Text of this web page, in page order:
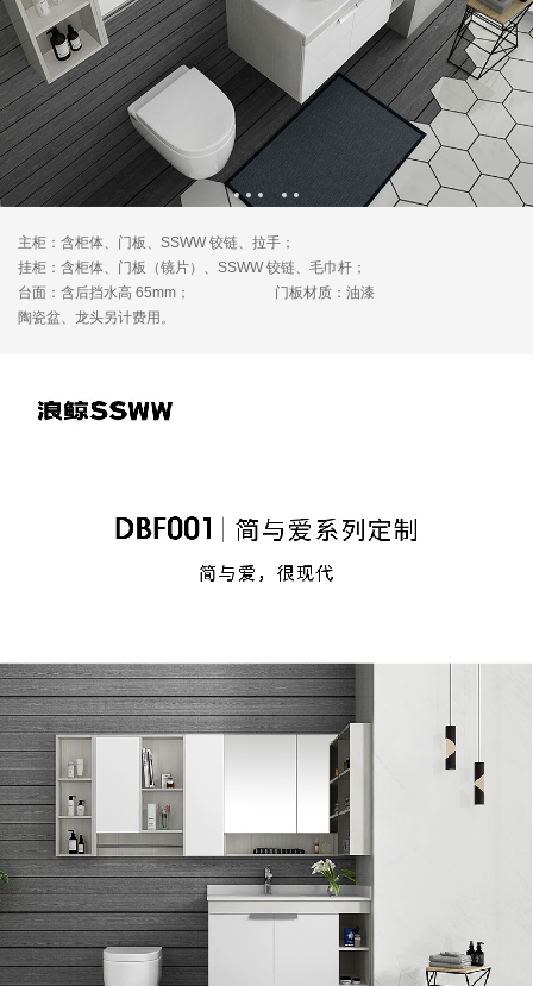
主柜：含柜体、门板、SSWW 铰链、拉手；
挂柜：含柜体、门板（镜片）、SSWW 铰链、毛巾杆；
台面：含后挡水高 65mm；
门板材质：油漆
陶瓷盆、龙头另计费用。